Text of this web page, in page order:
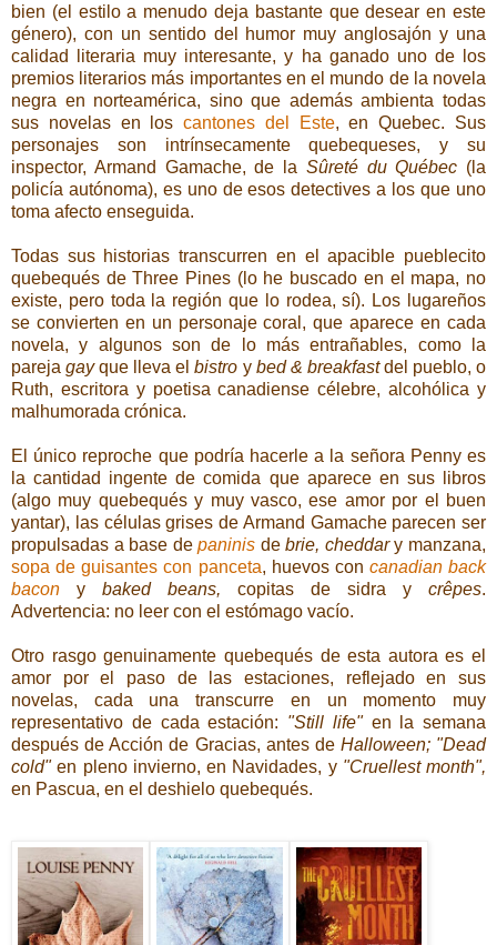
bien (el estilo a menudo deja bastante que desear en este
género), con un sentido del humor muy anglosajón y una
calidad literaria muy interesante, y ha ganado uno de los
premios literarios más importantes en el mundo de la novela
negra en norteamérica, sino que además ambienta todas
sus novelas en loscantones del Este, en Quebec. Sus
personajes son intrínsecamente quebequeses, y su
inspector, Armand Gamache, de la Sûreté du Québec (la
policía autónoma), es uno de esos detectives a los que uno
toma afecto enseguida.
Todas sus historias transcurren en el apacible pueblecito
quebequés de Three Pines (lo he buscado en el mapa, no
existe, pero toda la región que lo rodea, sí). Los lugareños
se convierten en un personaje coral, que aparece en cada
novela, y algunos son de lo más entrañables, como la
parejagayque lleva elbistro y bed & breakfastdel pueblo, o
Ruth, escritora y poetisa canadiense célebre, alcohólica y
malhumorada crónica.
El único reproche que podría hacerle a la señora Penny es
la cantidad ingente de comida que aparece en sus libros
(algo muy quebequés y muy vasco, ese amor por el buen
yantar), las células grises de Armand Gamache parecen ser
propulsadas a base depaninis debrie, cheddary manzana,
sopa de guisantes con panceta, huevos con canadian back
bacon
y baked beans, copitas de sidra y crêpes.
Advertencia: no leer con el estómago vacío.
Otro rasgo genuinamente quebequés de esta autora es el
amor por el paso de las estaciones, reflejado en sus
novelas, cada una transcurre en un momento muy
representativo de cada estación: "Still life"en la semana
después de Acción de Gracias, antes de Halloween; "Dead
cold"en pleno invierno, en Navidades, y "Cruellest month",
en Pascua, en el deshielo quebequés.